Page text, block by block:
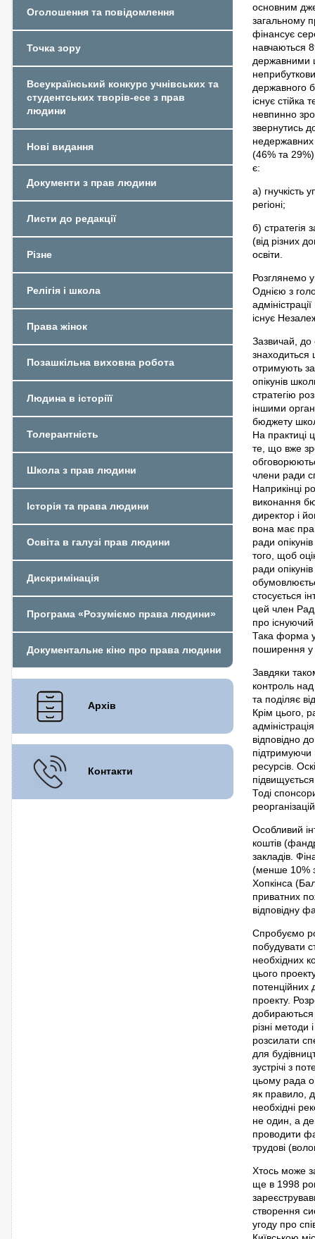
основним
загальному
фінансує
навчаються
державними
державного
існує стійка
невпинно
звернутись
недержавних
(46% та
є:
а) гнучкість
регіоні;
б) стратегія
(від різних
освіти.
Розглянемо
Однією з
існує
Зазвичай, до
отримують
опікунів
стратегію
іншими
бюджету
На практиці
те, що вже
члени ради
Наприкінці
виконання
директор і
вона має
ради
того, щоб
ради
стосується
цей член
про
Така форма
поширення у
Завдяки
контроль
та поділяє
Крім цього,
відповідно
підтримуючи
ресурсів.
Тоді
Особливий
коштів
закладів.
(менше 10%
Хопкінса
приватних
відповідну
Спробуємо
побудувати
необхідних
цього
потенційних
проекту.
добираються
різні
розсилати
для
зустрічі з
цьому рада
як правило,
необхідні
не один, а
проводити
трудові
Хтось може
ще в 1998
створення
угоду про
Оголошення та повідомлення
Точка зору
Всеукраїнський конкурс учнівських та
студентських творів-есе з прав
людини
Нові видання
Документи з прав людини
Листи до редакції
Різне
Релігія і школа
Права жінок
Позашкільна виховна робота
Людина в історіїї
Толерантність
Школа з прав людини
Історія та права людини
Освіта в галузі прав людини
Дискримінація
Програма «Розуміємо права людини»
Документальне кіно про права людини
Архів
Контакти